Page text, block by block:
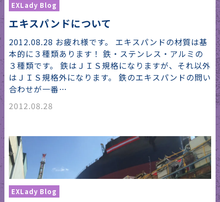
EXLady Blog
エキスパンドについて
2012.08.28 お疲れ様です。 エキスパンドの材質は基
本的に３種類あります！ 鉄・ステンレス・アルミの
３種類です。 鉄はＪＩＳ規格になりますが、それ以外
はＪＩＳ規格外になります。 鉄のエキスパンドの問い
合わせが一番…
2012.08.28
EXLady Blog